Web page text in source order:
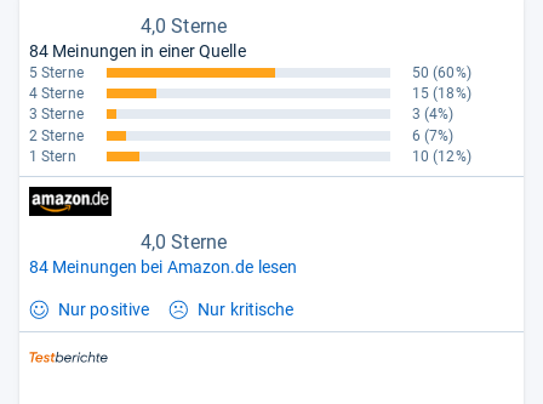
4,0 Sterne
84 Meinungen in einer Quelle
5 Sterne 50 (60%)
4 Sterne
15 (18%)
3 Sterne
3 (4%)
2 Sterne
6 (7%)
1 Stern
10 (12%)
4,0 Sterne
84 Meinungen bei Amazon.de lesen
Nur positive Nur kritische